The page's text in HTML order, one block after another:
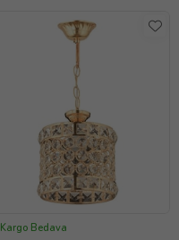
Kargo Bedava